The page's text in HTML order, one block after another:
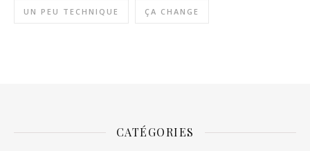
UN PEU TECHNIQUE ÇA CHANGE
CATÉGORIES